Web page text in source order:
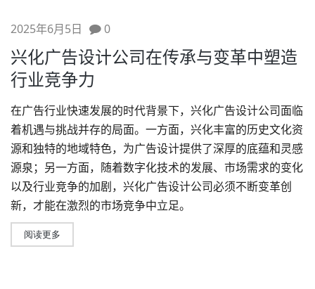
2025年6月5日 0
兴化广告设计公司在传承与变革中塑造
行业竞争力
在广告行业快速发展的时代背景下，兴化广告设计公司面临
着机遇与挑战并存的局面。一方面，兴化丰富的历史文化资
源和独特的地域特色，为广告设计提供了深厚的底蕴和灵感
源泉；另一方面，随着数字化技术的发展、市场需求的变化
以及行业竞争的加剧， 兴化广告设计公司必须不断变革创
新，才能在激烈的市场竞争中立足。
阅读更多